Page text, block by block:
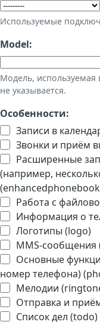
Используемые
Model:
Модель,
не указывается.
Особенности:
Записи в
Звонки и приём
Расширенные
(например,
Работа с
Информация о
Логотипы (logo)
MMS-сообщения
Основные
номер телефона)
Мелодии
Отправка и
Список дел (todo)